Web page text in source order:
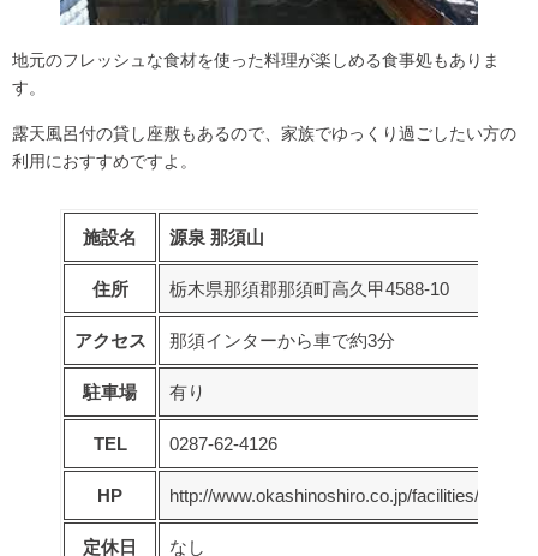
地元のフレッシュな食材を使った料理が楽しめる食事処もありま
す。
露天風呂付の貸し座敷もあるので、家族でゆっくり過ごしたい方の
利用におすすめですよ。
施設名 源泉 那須山
住所 栃木県那須郡那須町高久甲4588-10
アクセス 那須インターから車で約3分
駐車場 有り
TEL 0287-62-4126
HP http://www.okashinoshiro.co.jp/facilities/onsen/
定休日 なし